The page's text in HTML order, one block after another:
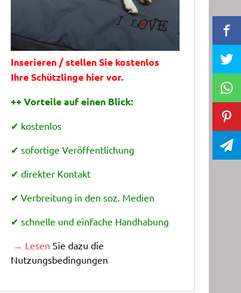
Inserieren / stellen Sie kostenlos
Ihre Schützlinge hier vor.
++ Vorteile auf einen Blick:
✔ kostenlos
✔ sofortige Veröffentlichung
✔ direkter Kontakt
✔ Verbreitung in den soz. Medien
✔ schnelle und einfache Handhabung
→ Lesen Sie dazu die
Nutzungsbedingungen